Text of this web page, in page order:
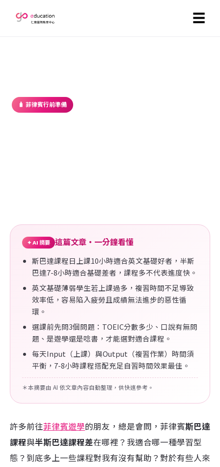
☰
🧳 菲律賓行前準備
✦ AI 摘要 這篇文章・一分鐘看懂
斯巴達課程日上課10小時適合英文基礎好者，半斯
巴達7-8小時適合基礎差者，課程多不代表進度快。
英文基礎薄弱學生若上課過多，複習時間不足導致
效率低，容易陷入疲勞且成績無法進步的惡性循
環。
選課前先問3個問題：TOEIC分數多少、口說有無問
題、是遊學還是唸書，才能選對適合課程。
每天Input（上課）與Output（複習作業）時間須
平衡，7-8小時課程搭配充足自習時間效果最佳。
＊本摘要由 AI 依文章內容自動整理，供快速參考。
許多前往菲律賓遊學的朋友，總是會問，菲律賓斯巴達
課程與半斯巴達課程差在哪裡？我適合哪一種學習型
態？到底多上一些課程對我有沒有幫助？對於有些人來